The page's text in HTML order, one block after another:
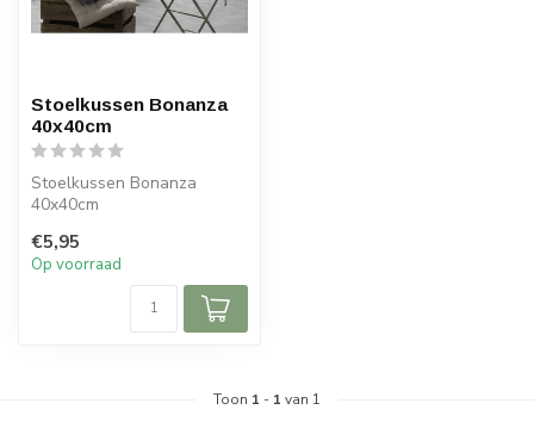
Stoelkussen Bonanza
40x40cm
Stoelkussen Bonanza
40x40cm
€5,95
Op voorraad
Toon 1 - 1 van 1